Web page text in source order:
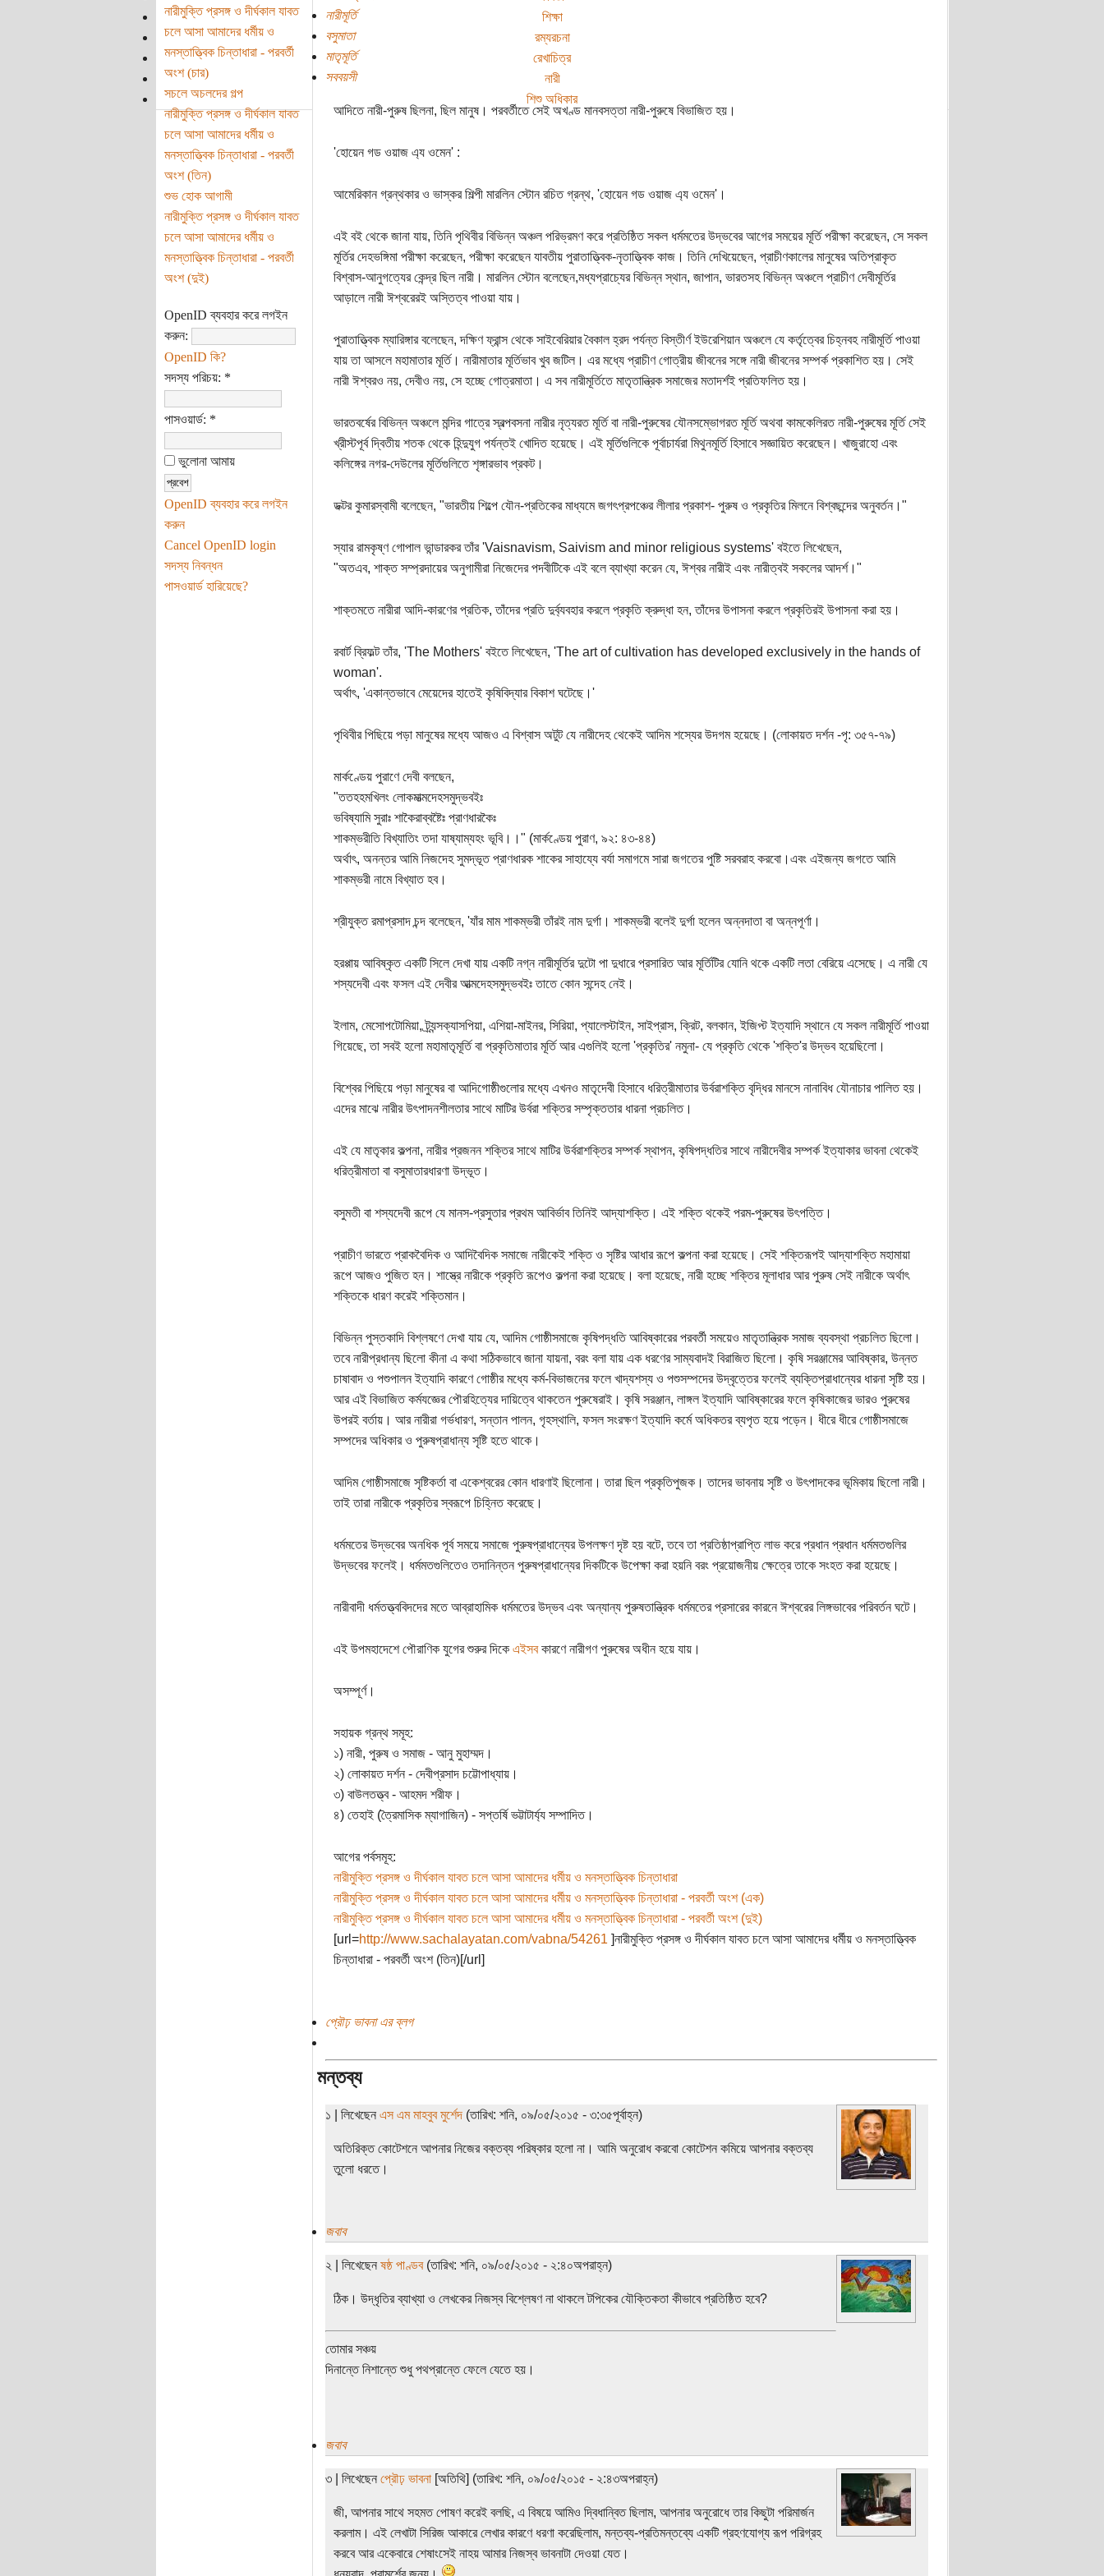
শিক্ষা
রম্যরচনা
রেখাচিত্র
নারী
শিশু অধিকার
নারীমুক্তি প্রসঙ্গ ও দীর্ঘকাল যাবত
চলে আসা আমাদের ধর্মীয় ও
মনস্তাত্ত্বিক চিন্তাধারা - পরবর্তী
অংশ (চার)
সচলে অচলদের গল্প
নারীমুক্তি প্রসঙ্গ ও দীর্ঘকাল যাবত
চলে আসা আমাদের ধর্মীয় ও
মনস্তাত্ত্বিক চিন্তাধারা - পরবর্তী
অংশ (তিন)
শুভ হোক আগামী
নারীমুক্তি প্রসঙ্গ ও দীর্ঘকাল যাবত
চলে আসা আমাদের ধর্মীয় ও
মনস্তাত্ত্বিক চিন্তাধারা - পরবর্তী
অংশ (দুই)
OpenID ব্যবহার করে লগইন
করুন:
OpenID কি?
সদস্য পরিচয়: *
পাসওয়ার্ড: *
ভুলোনা আমায়
OpenID ব্যবহার করে লগইন
করুন
Cancel OpenID login
সদস্য নিবন্ধন
পাসওয়ার্ড হারিয়েছে?
নারীমূর্তি
বসুমাতা
মাতৃমূর্তি
সববয়সী
আদিতে নারী-পুরুষ ছিলনা, ছিল মানুষ। পরবর্তীতে সেই অখণ্ড মানবসত্তা নারী-পুরুষে বিভাজিত হয়।
'হোয়েন গড ওয়াজ এ্য ওমেন' :
আমেরিকান গ্রন্থকার ও ভাস্কর শিল্পী মারলিন স্টোন রচিত গ্রন্থ, 'হোয়েন গড ওয়াজ এ্য ওমেন'।
এই বই থেকে জানা যায়, তিনি পৃথিবীর বিভিন্ন অঞ্চল পরিভ্রমণ করে প্রতিষ্ঠিত সকল ধর্মমতের উদ্ভবের আগের সময়ের মূর্তি পরীক্ষা করেছেন, সে সকল
মূর্তির দেহভঙ্গিমা পরীক্ষা করেছেন, পরীক্ষা করেছেন যাবতীয় পুরাতাত্ত্বিক-নৃতাত্ত্বিক কাজ। তিনি দেখিয়েছেন, প্রাচীণকালের মানুষের অতিপ্রাকৃত
বিশ্বাস-আনুগত্যের কেন্দ্র ছিল নারী। মারলিন স্টোন বলেছেন,মধ্যপ্রাচ্যের বিভিন্ন স্থান, জাপান, ভারতসহ বিভিন্ন অঞ্চলে প্রাচীণ দেবীমূর্তির
আড়ালে নারী ঈশ্বরেরই অস্তিত্ব পাওয়া যায়।
পুরাতাত্ত্বিক ম্যারিঙ্গার বলেছেন, দক্ষিণ ফ্রান্স থেকে সাইবেরিয়ার বৈকাল হ্রদ পর্যন্ত বিস্তীর্ণ ইউরেশিয়ান অঞ্চলে যে কর্তৃত্বের চিহ্নবহ নারীমূর্তি পাওয়া
যায় তা আসলে মহামাতার মূর্তি। নারীমাতার মূর্তিভাব খুব জটিল। এর মধ্যে প্রাচীণ গোত্রীয় জীবনের সঙ্গে নারী জীবনের সম্পর্ক প্রকাশিত হয়। সেই
নারী ঈশ্বরও নয়, দেবীও নয়, সে হচ্ছে গোত্রমাতা। এ সব নারীমূর্তিতে মাতৃতান্ত্রিক সমাজের মতাদর্শই প্রতিফলিত হয়।
ভারতবর্ষের বিভিন্ন অঞ্চলে মন্দির গাত্রে স্বল্পবসনা নারীর নৃত্যরত মূর্তি বা নারী-পুরুষের যৌনসম্ভোগরত মূর্তি অথবা কামকেলিরত নারী-পুরুষের মূর্তি সেই
খ্রীস্টপূর্ব দ্বিতীয় শতক থেকে হিন্দুযুগ পর্যন্তই খোদিত হয়েছে। এই মূর্তিগুলিকে পূর্বাচার্যরা মিথুনমূর্তি হিসাবে সজ্ঞায়িত করেছেন। খাজুরাহো এবং
কলিঙ্গের নগর-দেউলের মূর্তিগুলিতে শৃঙ্গারভাব প্রকট।
ডক্টর কুমারস্বামী বলেছেন, "ভারতীয় শিল্পে যৌন-প্রতিকের মাধ্যমে জগৎপ্রপঞ্চের লীলার প্রকাশ- পুরুষ ও প্রকৃতির মিলনে বিশ্বছন্দের অনুবর্তন।"
স্যার রামকৃষ্ণ গোপাল ভান্ডারকর তাঁর 'Vaisnavism, Saivism and minor religious systems' বইতে লিখেছেন,
"অতএব, শাক্ত সম্প্রদায়ের অনুগামীরা নিজেদের পদবীটিকে এই বলে ব্যাখ্যা করেন যে, ঈশ্বর নারীই এবং নারীত্বই সকলের আদর্শ।"
শাক্তমতে নারীরা আদি-কারণের প্রতিক, তাঁদের প্রতি দুর্ব্যবহার করলে প্রকৃতি ক্রুদ্ধা হন, তাঁদের উপাসনা করলে প্রকৃতিরই উপাসনা করা হয়।
রবার্ট ব্রিফল্ট তাঁর, 'The Mothers' বইতে লিখেছেন, 'The art of cultivation has developed exclusively in the hands of
woman'.
অর্থাৎ, 'একান্তভাবে মেয়েদের হাতেই কৃষিবিদ্যার বিকাশ ঘটেছে।'
পৃথিবীর পিছিয়ে পড়া মানুষের মধ্যে আজও এ বিশ্বাস অটুট যে নারীদেহ থেকেই আদিম শস্যের উদগম হয়েছে। (লোকায়ত দর্শন -পৃ: ৩৫৭-৭৯)
মার্কণ্ডেয় পুরাণে দেবী বলছেন,
"ততহহমখিলং লোকমাত্মদেহসমুদ্ভবইঃ
ভবিষ্যামি সুরাঃ শাকৈরাব্বষ্টৈঃ প্রাণধারকৈঃ
শাকম্ভরীতি বিখ্যাতিং তদা যাষ্যাম্যহং ভূবি।।" (মার্কণ্ডেয় পুরাণ, ৯২: ৪৩-৪৪)
অর্থাৎ, অনন্তর আমি নিজদেহ সুমদ্ভূত প্রাণধারক শাকের সাহায্যে বর্যা সমাগমে সারা জগতের পুষ্টি সরবরাহ করবো।এবং এইজন্য জগতে আমি
শাকম্ভরী নামে বিখ্যাত হব।
শ্রীযুক্ত রমাপ্রসাদ চন্দ বলেছেন, 'যাঁর মাম শাকম্ভরী তাঁরই নাম দুর্গা। শাকম্ভরী বলেই দুর্গা হলেন অন্নদাতা বা অন্নপূর্ণা।
হরপ্পায় আবিষ্কৃত একটি সিলে দেখা যায় একটি নগ্ন নারীমূর্তির দুটো পা দুধারে প্রসারিত আর মূর্তিটির যোনি থকে একটি লতা বেরিয়ে এসেছে। এ নারী যে
শস্যদেবী এবং ফসল এই দেবীর আত্মদেহসমুদ্ভবইঃ তাতে কোন সন্দেহ নেই।
ইলাম, মেসোপটোমিয়া, ট্র্যন্সক্যাসপিয়া, এশিয়া-মাইনর, সিরিয়া, প্যালেস্টাইন, সাইপ্রাস, ক্রিট, বলকান, ইজিপ্ট ইত্যাদি স্থানে যে সকল নারীমূর্তি পাওয়া
গিয়েছে, তা সবই হলো মহামাতৃমূর্তি বা প্রকৃতিমাতার মূর্তি আর এগুলিই হলো 'প্রকৃতির' নমুনা- যে প্রকৃতি থেকে 'শক্তি'র উদ্ভব হয়েছিলো।
বিশ্বের পিছিয়ে পড়া মানুষের বা আদিগোষ্ঠীগুলোর মধ্যে এখনও মাতৃদেবী হিসাবে ধরিত্রীমাতার উর্বরাশক্তি বৃদ্ধির মানসে নানাবিধ যৌনাচার পালিত হয়।
এদের মাঝে নারীর উৎপাদনশীলতার সাথে মাটির উর্বরা শক্তির সম্পৃক্ততার ধারনা প্রচলিত।
এই যে মাতৃকার কল্পনা, নারীর প্রজনন শক্তির সাথে মাটির উর্বরাশক্তির সম্পর্ক স্থাপন, কৃষিপদ্ধতির সাথে নারীদেবীর সম্পর্ক ইত্যাকার ভাবনা থেকেই
ধরিত্রীমাতা বা বসুমাতারধারণা উদ্ভূত।
বসুমতী বা শস্যদেবী রূপে যে মানস-প্রসুতার প্রথম আবির্ভাব তিনিই আদ্যাশক্তি। এই শক্তি থকেই পরম-পুরুষের উৎপত্তি।
প্রাচীণ ভারতে প্রাকবৈদিক ও আদিবৈদিক সমাজে নারীকেই শক্তি ও সৃষ্টির আধার রূপে কল্পনা করা হয়েছে। সেই শক্তিরূপই আদ্যাশক্তি মহামায়া
রূপে আজও পুজিত হন। শাস্ত্রে নারীকে প্রকৃতি রূপেও কল্পনা করা হয়েছে। বলা হয়েছে, নারী হচ্ছে শক্তির মূলাধার আর পুরুষ সেই নারীকে অর্থাৎ
শক্তিকে ধারণ করেই শক্তিমান।
বিভিন্ন পুস্তকাদি বিশ্লষণে দেখা যায় যে, আদিম গোষ্ঠীসমাজে কৃষিপদ্ধতি আবিষ্কারের পরবর্তী সময়েও মাতৃতান্ত্রিক সমাজ ব্যবস্থা প্রচলিত ছিলো।
তবে নারীপ্রধান্য ছিলো কীনা এ কথা সঠিকভাবে জানা যায়না, বরং বলা যায় এক ধরণের সাম্যবাদই বিরাজিত ছিলো। কৃষি সরঞ্জামের আবিষ্কার, উন্নত
চাষাবাদ ও পশুপালন ইত্যাদি কারণে গোষ্ঠীর মধ্যে কর্ম-বিভাজনের ফলে খাদ্যশস্য ও পশুসম্পদের উদ্বৃত্তের ফলেই ব্যক্তিপ্রাধান্যের ধারনা সৃষ্টি হয়।
আর এই বিভাজিত কর্মযজ্ঞের পৌরহিত্যের দায়িত্বে থাকতেন পুরুষেরাই। কৃষি সরঞ্জান, লাঙ্গল ইত্যাদি আবিষ্কারের ফলে কৃষিকাজের ভারও পুরুষের
উপরই বর্তায়। আর নারীরা গর্ভধারণ, সন্তান পালন, গৃহস্থালি, ফসল সংরক্ষণ ইত্যাদি কর্মে অধিকতর ব্যপৃত হয়ে পড়েন। ধীরে ধীরে গোষ্ঠীসমাজে
সম্পদের অধিকার ও পুরুষপ্রাধান্য সৃষ্টি হতে থাকে।
আদিম গোষ্ঠীসমাজে সৃষ্টিকর্তা বা একেশ্বরের কোন ধারণাই ছিলোনা। তারা ছিল প্রকৃতিপুজক। তাদের ভাবনায় সৃষ্টি ও উৎপাদকের ভূমিকায় ছিলো নারী।
তাই তারা নারীকে প্রকৃতির স্বরূপে চিহ্নিত করেছে।
ধর্মমতের উদ্ভবের অনধিক পূর্ব সময়ে সমাজে পুরুষপ্রাধান্যের উপলক্ষণ দৃষ্ট হয় বটে, তবে তা প্রতিষ্ঠাপ্রাপ্তি লাভ করে প্রধান প্রধান ধর্মমতগুলির
উদ্ভবের ফলেই। ধর্মমতগুলিতেও তদানিন্তন পুরুষপ্রাধান্যের দিকটিকে উপেক্ষা করা হয়নি বরং প্রয়োজনীয় ক্ষেত্রে তাকে সংহত করা হয়েছে।
নারীবাদী ধর্মতত্ত্ববিদদের মতে আব্রাহামিক ধর্মমতের উদ্ভব এবং অন্যান্য পুরুষতান্ত্রিক ধর্মমতের প্রসারের কারনে ঈশ্বরের লিঙ্গভাবের পরিবর্তন ঘটে।
এই উপমহাদেশে পৌরাণিক যুগের শুরুর দিকে এইসবকারণে নারীগণ পুরুষের অধীন হয়ে যায়।
অসম্পূর্ণ।
সহায়ক গ্রন্থ সমূহ:
১) নারী, পুরুষ ও সমাজ - আনু মুহাম্মদ।
২) লোকায়ত দর্শন - দেবীপ্রসাদ চট্টোপাধ্যায়।
৩) বাউলতত্ত্ব - আহমদ শরীফ।
৪) তেহাই (ত্রৈমাসিক ম্যাগাজিন) - সপ্তর্ষি ভট্টাটার্য্য সম্পাদিত।
আগের পর্বসমূহ:
নারীমুক্তি প্রসঙ্গ ও দীর্ঘকাল যাবত চলে আসা আমাদের ধর্মীয় ও মনস্তাত্ত্বিক চিন্তাধারা
নারীমুক্তি প্রসঙ্গ ও দীর্ঘকাল যাবত চলে আসা আমাদের ধর্মীয় ও মনস্তাত্ত্বিক চিন্তাধারা - পরবর্তী অংশ (এক)
নারীমুক্তি প্রসঙ্গ ও দীর্ঘকাল যাবত চলে আসা আমাদের ধর্মীয় ও মনস্তাত্ত্বিক চিন্তাধারা - পরবর্তী অংশ (দুই)
[url=http://www.sachalayatan.com/vabna/54261 ]নারীমুক্তি প্রসঙ্গ ও দীর্ঘকাল যাবত চলে আসা আমাদের ধর্মীয় ও মনস্তাত্ত্বিক
চিন্তাধারা - পরবর্তী অংশ (তিন)[/url]
প্রৌঢ় ভাবনা এর ব্লগ
মন্তব্য
১ | লিখেছেন এস এম মাহবুব মুর্শেদ(তারিখ: শনি, ০৯/০৫/২০১৫ - ৩:৩৫পূর্বাহ্ন)
অতিরিক্ত কোটেশনে আপনার নিজের বক্তব্য পরিষ্কার হলো না। আমি অনুরোধ করবো কোটেশন কমিয়ে আপনার বক্তব্য
তুলো ধরতে।
জবাব
২ | লিখেছেন ষষ্ঠ পাণ্ডব(তারিখ: শনি, ০৯/০৫/২০১৫ - ২:৪০অপরাহ্ন)
ঠিক। উদ্ধৃতির ব্যাখ্যা ও লেখকের নিজস্ব বিশ্লেষণ না থাকলে টপিকের যৌক্তিকতা কীভাবে প্রতিষ্ঠিত হবে?
তোমার সঞ্চয়
দিনান্তে নিশান্তে শুধু পথপ্রান্তে ফেলে যেতে হয়।
জবাব
৩ | লিখেছেন প্রৌঢ় ভাবনা[অতিথি] (তারিখ: শনি, ০৯/০৫/২০১৫ - ২:৪৩অপরাহ্ন)
জী, আপনার সাথে সহমত পোষণ করেই বলছি, এ বিষয়ে আমিও দ্বিধান্বিত ছিলাম, আপনার অনুরোধে তার কিছুটা পরিমার্জন
করলাম। এই লেখাটা সিরিজ আকারে লেখার কারণে ধরণা করেছিলাম, মন্তব্য-প্রতিমন্তব্যে একটি গ্রহণযোগ্য রূপ পরিগ্রহ
করবে আর একেবারে শেষাংসেই নাহয় আমার নিজস্ব ভাবনাটা দেওয়া যেত।